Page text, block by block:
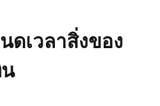
ดเวลาสิ่งของ